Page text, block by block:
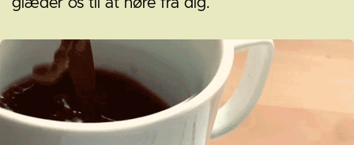
glæder os til at høre fra dig.